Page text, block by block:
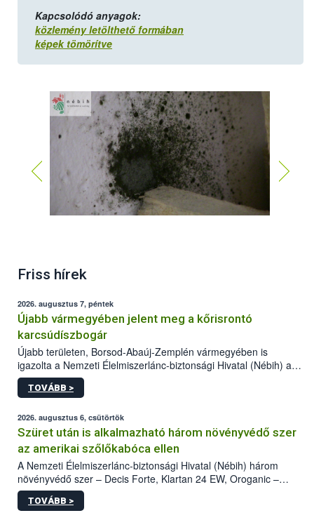
Kapcsolódó anyagok:
közlemény letölthető formában
képek tömörítve
Friss hírek
2026. augusztus 7, péntek
Újabb vármegyében jelent meg a kőrisrontó
karcsúdíszbogár
Újabb területen, Borsod-Abaúj-Zemplén vármegyében is
igazolta a Nemzeti Élelmiszerlánc-biztonsági Hivatal (Nébih) a
kőrisrontó karcsúdíszbogár (Agrilus planipennis) jelenlétét. A
kártevőt nem csak színcsapdában találták meg, de már fertőzött
az intenzív felderítést, emellett az intézkedéseket a szlovák
hatósággal is összehangolják a terjedés megállítása érdekében.
TOVÁBB >
2026. augusztus 6, csütörtök
Szüret után is alkalmazható három növényvédő szer
az amerikai szőlőkabóca ellen
A Nemzeti Élelmiszerlánc-biztonsági Hivatal (Nébih) három
növényvédő szer – Decis Forte, Klartan 24 EW, Oroganic –
engedélyokiratát módosította, így azok a szüretet követően,
egészen a vesszőérettség (BBCH 91) stádiumáig
TOVÁBB >